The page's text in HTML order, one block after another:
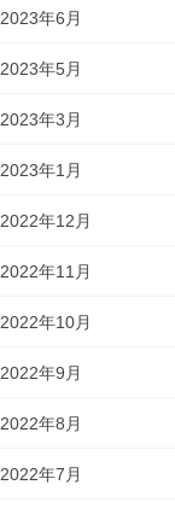
2023年6月
2023年5月
2023年3月
2023年1月
2022年12月
2022年11月
2022年10月
2022年9月
2022年8月
2022年7月